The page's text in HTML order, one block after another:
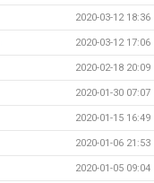
2020-03-12 18:36
2020-03-12 17:06
2020-02-18 20:09
2020-01-30 07:07
2020-01-15 16:49
2020-01-06 21:53
2020-01-05 09:04